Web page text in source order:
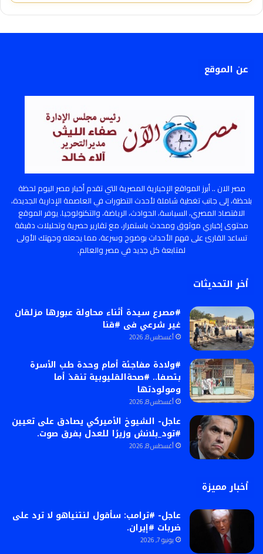
عن الموقع
مصر الان .. أبرز المواقع الإخبارية المصرية التي تقدم أخبار مصر اليوم لحظة
بلحظة، إلى جانب تغطية شاملة لأحدث التطورات في العاصمة الإدارية الجديدة،
الاقتصاد المصري، السياسة، الحوادث، الرياضة، والتكنولوجيا. يوفر الموقع
محتوى إخباري موثوق ومحدث باستمرار، مع تقارير حصرية وتحليلات دقيقة
تساعد القارئ على فهم الأحداث بوضوح وسرعة، مما يجعله وجهتك الأولى
لمتابعة كل جديد في مصر والعالم.
أخر التحديثات
#مصرع سيدة أثناء محاولة عبورها مزلقان
غير شرعي فى #قنا
أغسطس 8, 2026
#ولادة مفاجئة أمام وحدة طب الأسرة
بتصفا.. #صحةالقليوبية تنقذ أما
ومولودتها
أغسطس 8, 2026
عاجل- الشيوخ الأميركي يصادق على تعيين
#تود_بلانش وزيرًا للعدل بفرق صوت.
أغسطس 8, 2026
أخبار مميزة
عاجل- #ترامب: سأقول لنتنياهو لا ترد على
ضربات #إيران.
يونيو 7, 2026